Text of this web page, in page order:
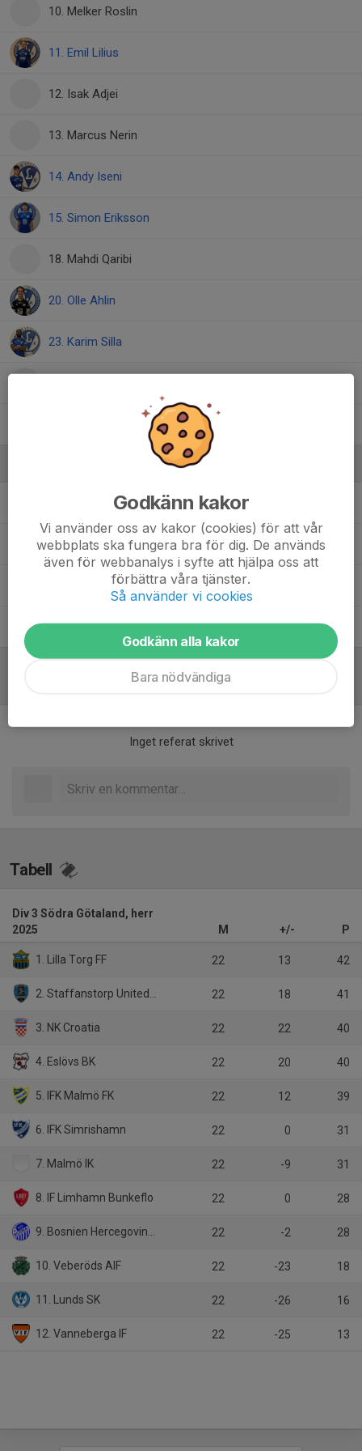
10. Melker Roslin
11. Emil Lilius
12. Isak Adjei
13. Marcus Nerin
14. Andy Iseni
15. Simon Eriksson
18. Mahdi Qaribi
20. Olle Ahlin
23. Karim Silla
34. Mohamed Ben Mesaoud Oulad Boutaher
Peter NilssonHuvudtränare
Stephan NgahaAssisterande tränare
Tompa Friberg Materialare
Wiktor BäckstrandLedare
Inget referat skrivet
Tabell
Div 3 Södra Götaland, herr
2025
M +/- P
1. Lilla Torg FF 22 13 42
2. Staffanstorp United FC 22 18 41
3. NK Croatia 22 22 40
4. Eslövs BK 22 20 40
5. IFK Malmö FK 22 12 39
6. IFK Simrishamn 22 0 31
7. Malmö IK 22 -9 31
8. IF Limhamn Bunkeflo 22 0 28
9. Bosnien Hercegovinas SK 22 -2 28
10. Veberöds AIF 22 -23 18
11. Lunds SK 22 -26 16
12. Vanneberga IF 22 -25 13
Godkänn kakor
Vi använder oss av kakor (cookies) för att vår
webbplats ska fungera bra för dig. De används
även för webbanalys i syfte att hjälpa oss att
förbättra våra tjänster.
Så använder vi cookies
Godkänn alla kakor
Bara nödvändiga